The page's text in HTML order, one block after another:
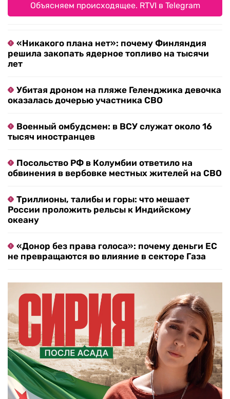
Объясняем происходящее. RTVI в Telegram
«Никакого плана нет»: почему Финляндия
решила закопать ядерное топливо на тысячи
лет
Убитая дроном на пляже Геленджика девочка
оказалась дочерью участника СВО
Военный омбудсмен: в ВСУ служат около 16
тысяч иностранцев
Посольство РФ в Колумбии ответило на
обвинения в вербовке местных жителей на СВО
Триллионы, талибы и горы: что мешает
России проложить рельсы к Индийскому
океану
«Донор без права голоса»: почему деньги ЕС
не превращаются во влияние в секторе Газа